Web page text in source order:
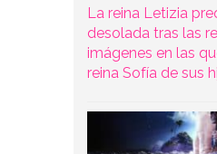
La reina Letizia
desolada tras las
imágenes en las
reina Sofía de sus